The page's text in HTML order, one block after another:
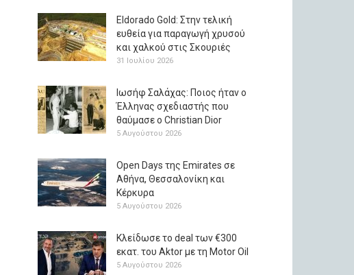
Eldorado Gold: Στην τελική
ευθεία για παραγωγή χρυσού
και χαλκού στις Σκουριές
31 Ιουλίου 2026
Ιωσήφ Σαλάχας: Ποιος ήταν ο
Έλληνας σχεδιαστής που
θαύμασε ο Christian Dior
5 Αυγούστου 2026
Open Days της Emirates σε
Αθήνα, Θεσσαλονίκη και
Κέρκυρα
5 Αυγούστου 2026
Κλείδωσε το deal των €300
εκατ. του Aktor με τη Μotor Oil
5 Αυγούστου 2026